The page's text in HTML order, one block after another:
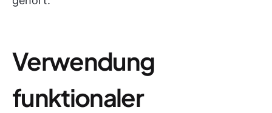
Verwendung
funktionaler